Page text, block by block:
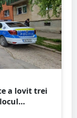
a lovit trei